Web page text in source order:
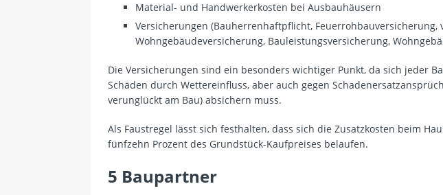
Material- und Handwerkerkosten bei Ausbauhäusern
Versicherungen (Bauherrenhaftpflicht, Feuerrohbauversicherung,
Wohngebäudeversicherung, Bauleistungsversicherung,
Die Versicherungen sind ein besonders wichtiger Punkt, da sich jeder
Schäden durch Wettereinfluss, aber auch gegen
verunglückt am Bau) absichern muss.
Als Faustregel lässt sich festhalten, dass sich die Zusatzkosten beim
fünfzehn Prozent des Grundstück-Kaufpreises belaufen.
5 Baupartner